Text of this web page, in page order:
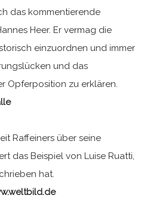
das kommentierende
Heer. Er vermag die
einzuordnen und immer
und das
Opferposition zu erklären.
Raffeiners über seine
das Beispiel von Luise Ruatti,
hat.